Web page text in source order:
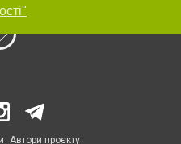
Автори проєкту